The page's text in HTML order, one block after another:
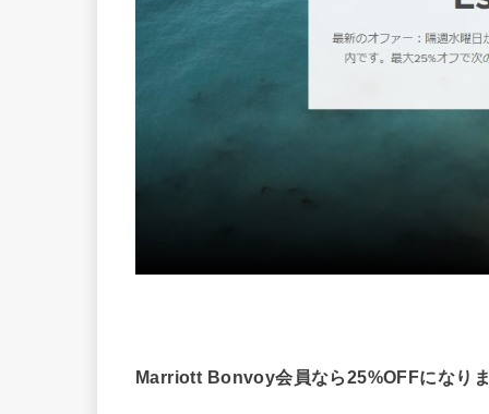
Marriott Bonvoy会員なら25%OFFになり